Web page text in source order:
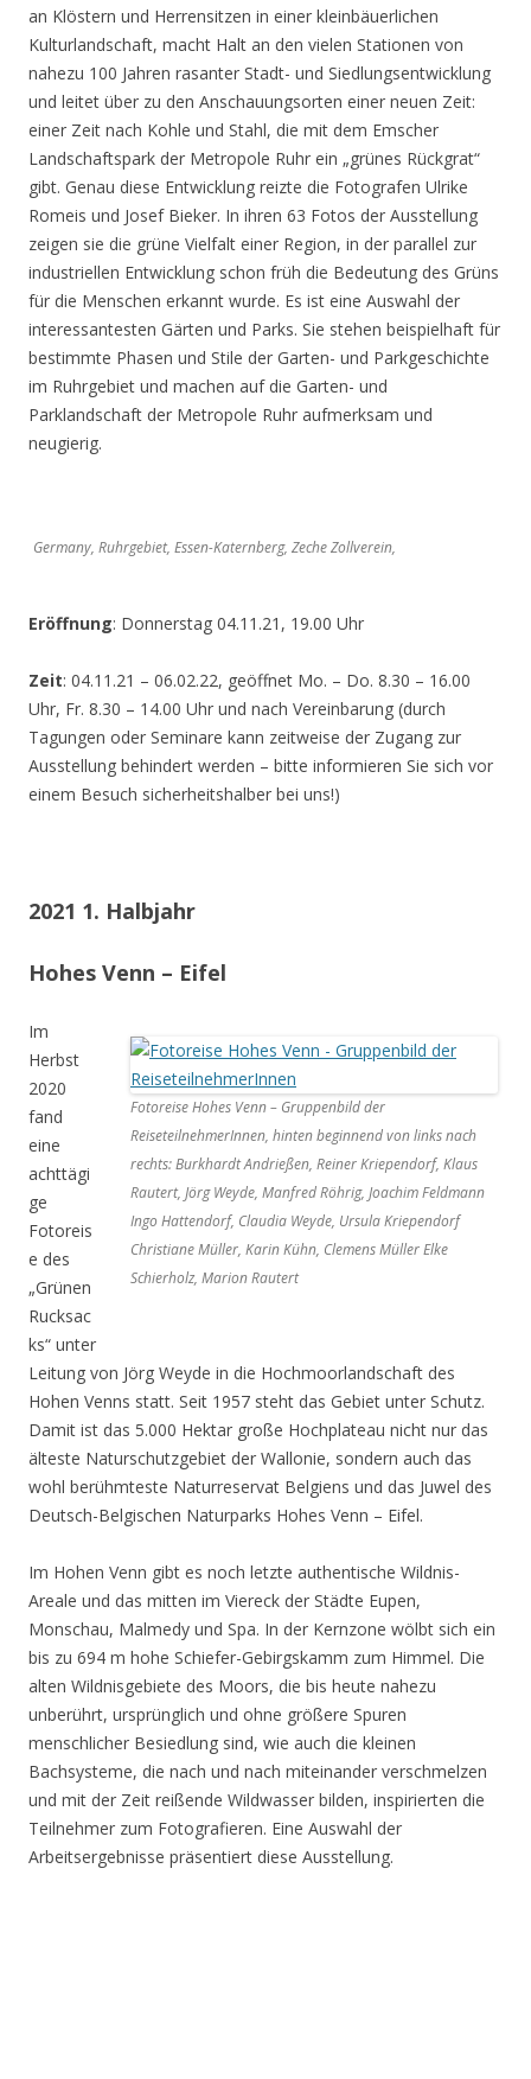
an Klöstern und Herrensitzen in einer kleinbäuerlichen
Kulturlandschaft, macht Halt an den vielen Stationen von
nahezu 100 Jahren rasanter Stadt- und Siedlungsentwicklung
und leitet über zu den Anschauungsorten einer neuen Zeit:
einer Zeit nach Kohle und Stahl, die mit dem Emscher
Landschaftspark der Metropole Ruhr ein „grünes Rückgrat“
gibt. Genau diese Entwicklung reizte die Fotografen Ulrike
Romeis und Josef Bieker. In ihren 63 Fotos der Ausstellung
zeigen sie die grüne Vielfalt einer Region, in der parallel zur
industriellen Entwicklung schon früh die Bedeutung des Grüns
für die Menschen erkannt wurde. Es ist eine Auswahl der
interessantesten Gärten und Parks. Sie stehen beispielhaft für
bestimmte Phasen und Stile der Garten- und Parkgeschichte
im Ruhrgebiet und machen auf die Garten- und
Parklandschaft der Metropole Ruhr aufmerksam und
neugierig.
Germany, Ruhrgebiet, Essen-Katernberg, Zeche Zollverein,
Eröffnung: Donnerstag 04.11.21, 19.00 Uhr
Zeit: 04.11.21 – 06.02.22, geöffnet Mo. – Do. 8.30 – 16.00
Uhr, Fr. 8.30 – 14.00 Uhr und nach Vereinbarung (durch
Tagungen oder Seminare kann zeitweise der Zugang zur
Ausstellung behindert werden – bitte informieren Sie sich vor
einem Besuch sicherheitshalber bei uns!)
2021 1. Halbjahr
Hohes Venn – Eifel
Fotoreise Hohes Venn – Gruppenbild der
ReiseteilnehmerInnen, hinten beginnend von links nach
rechts: Burkhardt Andrießen, Reiner Kriependorf, Klaus
Rautert, Jörg Weyde, Manfred Röhrig, Joachim Feldmann
Ingo Hattendorf, Claudia Weyde, Ursula Kriependorf
Christiane Müller, Karin Kühn, Clemens Müller Elke
Schierholz, Marion Rautert
Im
Herbst
2020
fand
eine
achttägi
ge
Fotoreis
e des
„Grünen
Rucksac
ks“ unter
Leitung von Jörg Weyde in die Hochmoorlandschaft des
Hohen Venns statt. Seit 1957 steht das Gebiet unter Schutz.
Damit ist das 5.000 Hektar große Hochplateau nicht nur das
älteste Naturschutzgebiet der Wallonie, sondern auch das
wohl berühmteste Naturreservat Belgiens und das Juwel des
Deutsch-Belgischen Naturparks Hohes Venn – Eifel.
Im Hohen Venn gibt es noch letzte authentische Wildnis-
Areale und das mitten im Viereck der Städte Eupen,
Monschau, Malmedy und Spa. In der Kernzone wölbt sich ein
bis zu 694 m hohe Schiefer-Gebirgskamm zum Himmel. Die
alten Wildnisgebiete des Moors, die bis heute nahezu
unberührt, ursprünglich und ohne größere Spuren
menschlicher Besiedlung sind, wie auch die kleinen
Bachsysteme, die nach und nach miteinander verschmelzen
und mit der Zeit reißende Wildwasser bilden, inspirierten die
Teilnehmer zum Fotografieren. Eine Auswahl der
Arbeitsergebnisse präsentiert diese Ausstellung.